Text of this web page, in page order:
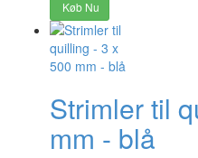
Køb Nu
Strimler til
mm - blå